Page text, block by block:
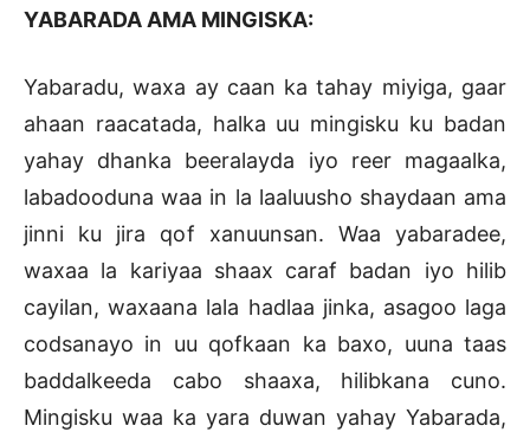
YABARADA AMA MINGISKA:
Yabaradu, waxa ay caan ka tahay miyiga, gaar
ahaan raacatada, halka uu mingisku ku badan
yahay dhanka beeralayda iyo reer magaalka,
labadooduna waa in la laaluusho shaydaan ama
jinni ku jira qof xanuunsan. Waa yabaradee,
waxaa la kariyaa shaax caraf badan iyo hilib
cayilan, waxaana lala hadlaa jinka, asagoo laga
codsanayo in uu qofkaan ka baxo, uuna taas
baddalkeeda cabo shaaxa, hilibkana cuno.
Mingisku waa ka yara duwan yahay Yabarada,